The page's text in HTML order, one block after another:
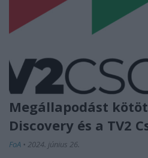
Megállapodást
Discovery és a TV2
FoA • 2024. június 26.